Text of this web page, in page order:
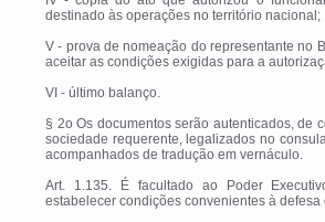
destinado às operações no território nacional;
V - prova de nomeação do representante no
aceitar as condições exigidas para a
VI - último balanço.
§ 2o Os documentos serão autenticados, de
sociedade requerente, legalizados no
acompanhados de tradução em vernáculo.
Art. 1.135. É facultado ao Poder
estabelecer condições convenientes à